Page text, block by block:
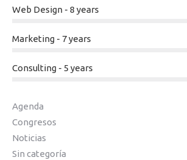
Web Design - 8 years
Marketing - 7 years
Consulting - 5 years
Agenda
Congresos
Noticias
Sin categoría